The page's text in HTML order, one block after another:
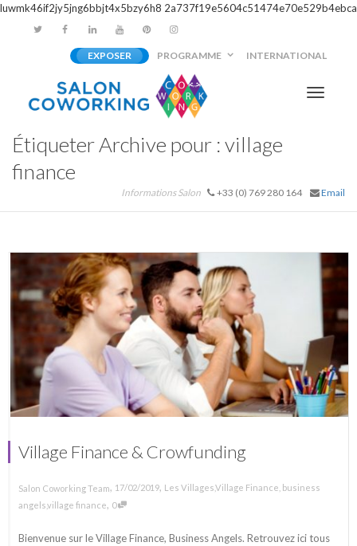
luwmk46if2jy5jng6bbjt4x5bzy6h8 2a737f19e5604c51474e70e529b4ebca
EXPOSER PROGRAMME INTERNATIONAL
Étiqueter Archive pour : village
finance
Informations Salon +33 (0) 769 280 164 Email
Village Finance & Crowfunding
Salon Coworking Team, 17/02/2019, Les VillagesVillage Finance business
angelsvillage finance, 0
Bienvenue sur le Village Finance, Business Angels. Retrouvez ici tous